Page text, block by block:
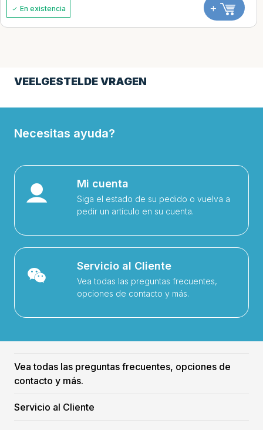
En existencia +
VEELGESTELDE VRAGEN
Necesitas ayuda?
Mi cuenta
Siga el estado de su pedido o vuelva a
pedir un artículo en su cuenta.
Servicio al Cliente
Vea todas las preguntas frecuentes,
opciones de contacto y más.
Vea todas las preguntas frecuentes, opciones de
contacto y más.
Servicio al Cliente